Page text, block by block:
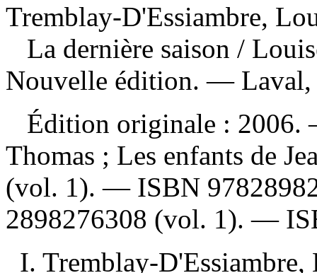
Tremblay-D'Essiambre,
La dernière saison /
Nouvelle édition. — Laval,
Édition originale :
Thomas ; Les enfants de
(vol. 1). — ISBN
2898276308 (vol. 1). —
I. Tremblay-D'Essiambre,